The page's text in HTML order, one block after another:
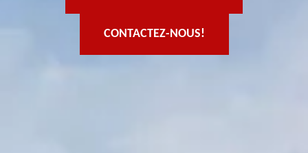
CONTACTEZ-NOUS!